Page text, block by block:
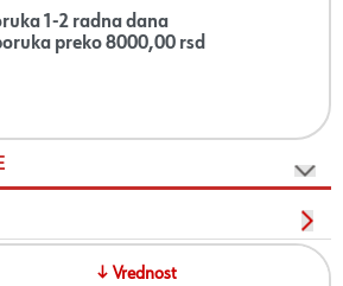
1-2 radna dana
preko 8000,00 rsd
↓ Vrednost